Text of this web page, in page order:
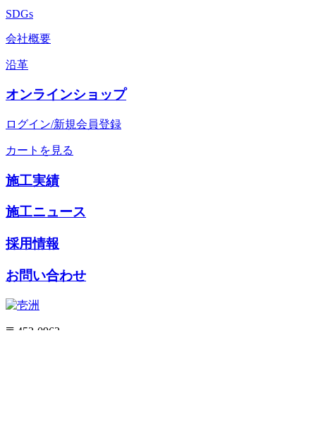
SDGs
会社概要
沿革
オンラインショップ
ログイン/新規会員登録
カートを見る
施工実績
施工ニュース
採用情報
お問い合わせ
〒452-0962